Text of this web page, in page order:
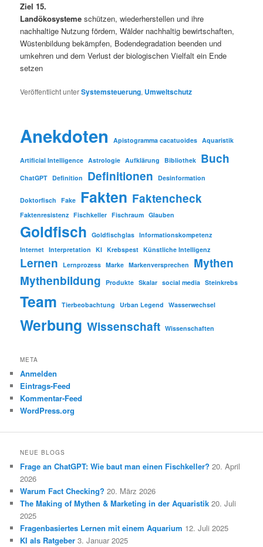
Ziel 15.
Landökosysteme schützen, wiederherstellen und ihre
nachhaltige Nutzung fördern, Wälder nachhaltig bewirtschaften,
Wüstenbildung bekämpfen, Bodendegradation beenden und
umkehren und dem Verlust der biologischen Vielfalt ein Ende
setzen
Veröffentlicht unterSystemsteuerung, Umweltschutz
Anekdoten Apistogramma cacatuoides Aquaristik
Artificial Intelligence Astrologie Aufklärung Bibliothek Buch
ChatGPT Definition Definitionen Desinformation
Doktorfisch Fake Fakten Faktencheck
Faktenresistenz Fischkeller Fischraum Glauben
Goldfisch Goldfischglas Informationskompetenz
Internet Interpretation KI Krebspest Künstliche Intelligenz
Lernen Lernprozess Marke Markenversprechen
Mythen
Mythenbildung
Produkte Skalar social media Steinkrebs
Team Tierbeobachtung Urban Legend Wasserwechsel
Werbung Wissenschaft Wissenschaften
META
Anmelden
Eintrags-Feed
Kommentar-Feed
WordPress.org
NEUE BLOGS
Frage an ChatGPT: Wie baut man einen Fischkeller? 20. April
2026
Warum Fact Checking? 20. März 2026
The Making of Mythen & Marketing in der Aquaristik 20. Juli
2025
Fragenbasiertes Lernen mit einem Aquarium 12. Juli 2025
KI als Ratgeber 3. Januar 2025